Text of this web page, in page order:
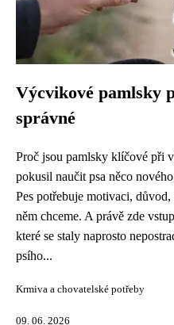
Výcvikové pamlsky
správné
Proč jsou pamlsky klíčové při
pokusil naučit psa něco
Pes potřebuje motivaci,
něm chceme. A právě zde
které se staly naprosto
psího...
Krmiva a chovatelské potřeby
09. 06. 2026